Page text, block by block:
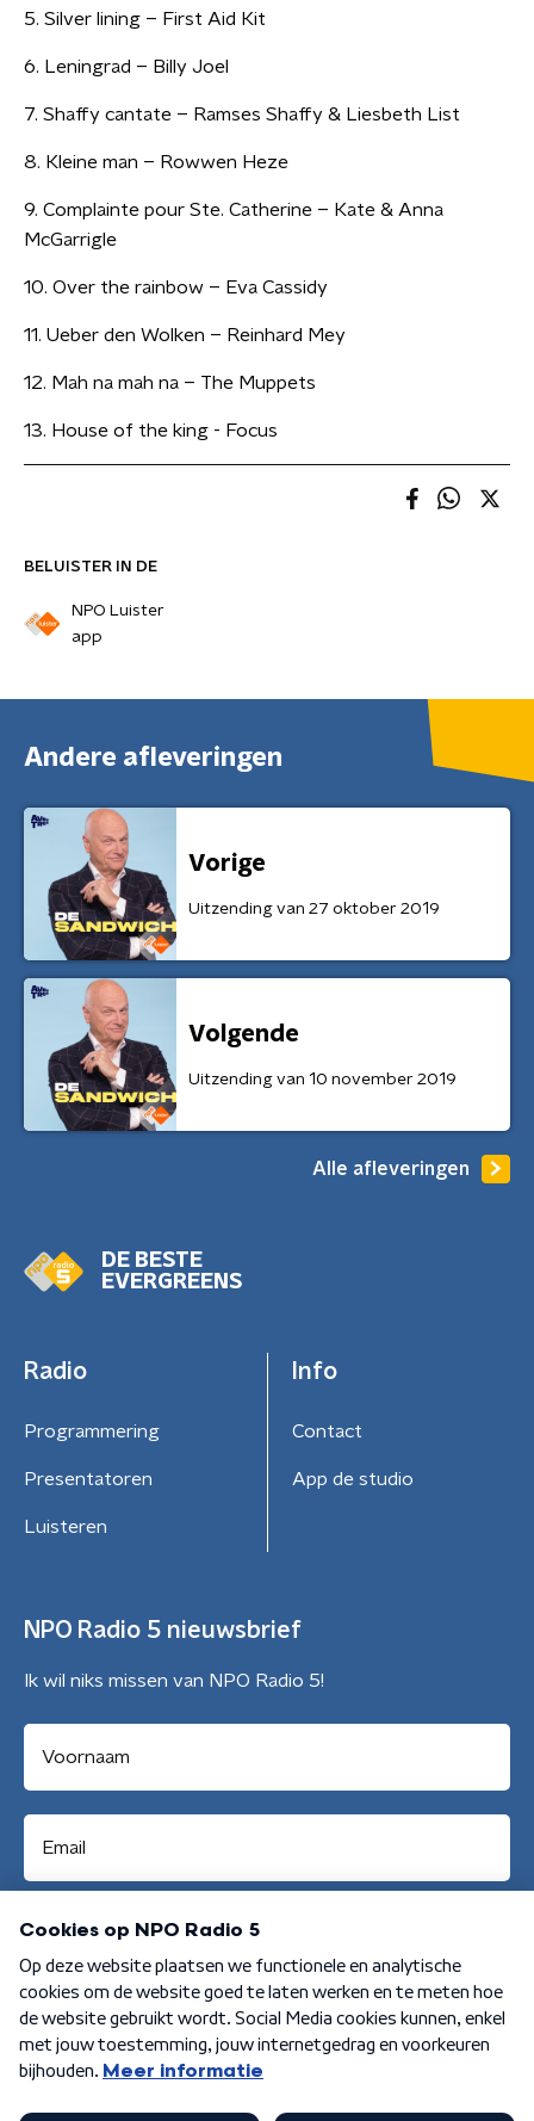
BELUISTER IN DE
NPO Luister
app
5. Silver lining – First Aid Kit
6. Leningrad – Billy Joel
7. Shaffy cantate – Ramses Shaffy & Liesbeth List
8. Kleine man – Rowwen Heze
9. Complainte pour Ste. Catherine – Kate & Anna
McGarrigle
10. Over the rainbow – Eva Cassidy
11. Ueber den Wolken – Reinhard Mey
12. Mah na mah na – The Muppets
13. House of the king - Focus
Andere afleveringen
Vorige
Uitzending van 27 oktober 2019
Volgende
Uitzending van 10 november 2019
Alle afleveringen
DE BESTE
EVERGREENS
Radio
Programmering
Presentatoren
Luisteren
Info
Contact
App de studio
NPO Radio 5 nieuwsbrief
Ik wil niks missen van NPO Radio 5!
Aanmelden
Algemene voorwaarden